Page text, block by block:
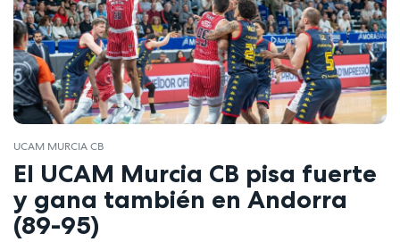
UCAM MURCIA CB
El UCAM Murcia CB pisa fuerte
y gana también en Andorra
(89-95)